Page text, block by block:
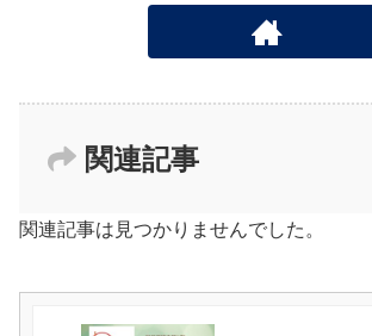
関連記事
関連記事は見つかりませんでした。